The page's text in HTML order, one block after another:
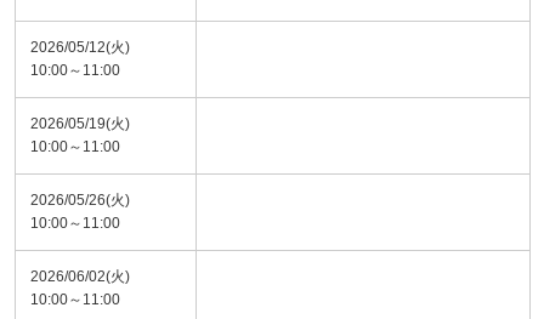
2026/05/12(火)
10:00～11:00
2026/05/19(火)
10:00～11:00
2026/05/26(火)
10:00～11:00
2026/06/02(火)
10:00～11:00